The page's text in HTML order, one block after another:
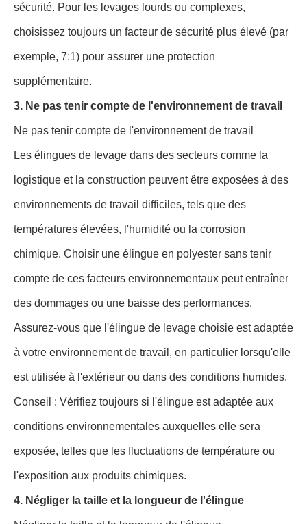
sécurité. Pour les levages lourds ou complexes,
choisissez toujours un facteur de sécurité plus élevé (par
exemple, 7:1) pour assurer une protection
supplémentaire.
3. Ne pas tenir compte de l'environnement de travail
Ne pas tenir compte de l'environnement de travail
Les élingues de levage dans des secteurs comme la
logistique et la construction peuvent être exposées à des
environnements de travail difficiles, tels que des
températures élevées, l'humidité ou la corrosion
chimique. Choisir une élingue en polyester sans tenir
compte de ces facteurs environnementaux peut entraîner
des dommages ou une baisse des performances.
Assurez-vous que l'élingue de levage choisie est adaptée
à votre environnement de travail, en particulier lorsqu'elle
est utilisée à l'extérieur ou dans des conditions humides.
Conseil : Vérifiez toujours si l'élingue est adaptée aux
conditions environnementales auxquelles elle sera
exposée, telles que les fluctuations de température ou
l'exposition aux produits chimiques.
4. Négliger la taille et la longueur de l'élingue